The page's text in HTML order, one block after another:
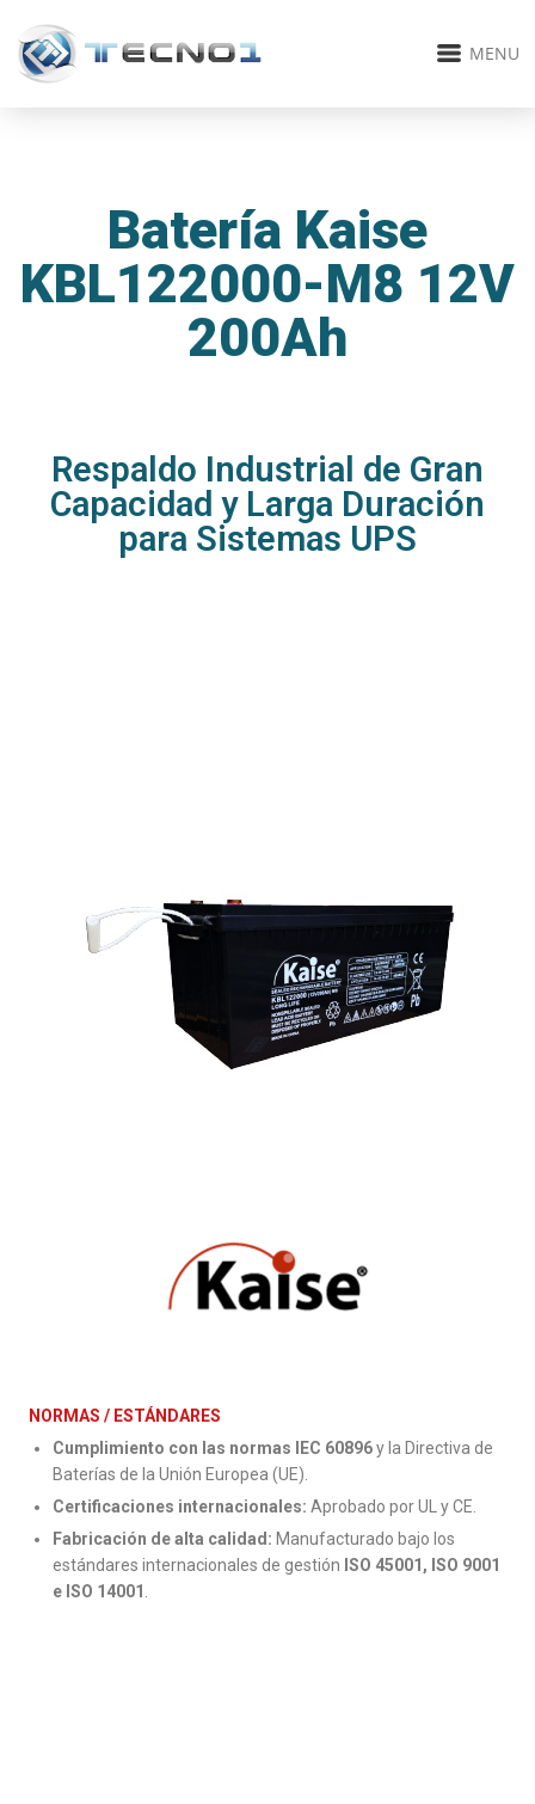
MENU
Batería Kaise
KBL122000-M8 12V
200Ah
Respaldo Industrial de Gran
Capacidad y Larga Duración
para Sistemas UPS
NORMAS / ESTÁNDARES
Cumplimiento con las normas IEC 60896y la Directiva de
Baterías de la Unión Europea (UE).
Certificaciones internacionales: Aprobado por UL y CE.
Fabricación de alta calidad: Manufacturado bajo los
estándares internacionales de gestión ISO 45001, ISO 9001
e ISO 14001